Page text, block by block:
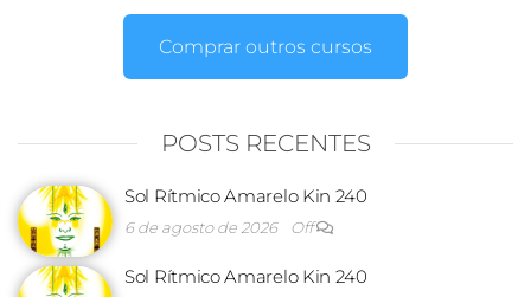
Comprar outros cursos
POSTS RECENTES
Sol Rítmico Amarelo Kin 240
6 de agosto de 2026 Off
Sol Rítmico Amarelo Kin 240